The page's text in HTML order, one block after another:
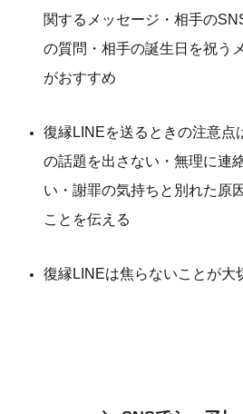
関するメッセージ・相手の
の質問・相手の誕生日を祝う
がおすすめ
復縁LINEを送るときの注意点
の話題を出さない・無理に連
い・謝罪の気持ちと別れた原
ことを伝える
復縁LINEは焦らないことが大